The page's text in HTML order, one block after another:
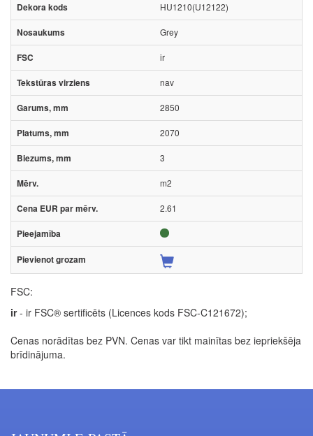
HU1210(U12122)
Grey
ir
nav
2850
2070
3
m2
2.61
FSC:
ir- ir FSC® sertificēts (Licences kods FSC-C121672);
Cenas norādītas bez PVN. Cenas var tikt mainītas bez iepriekšēja
brīdinājuma.